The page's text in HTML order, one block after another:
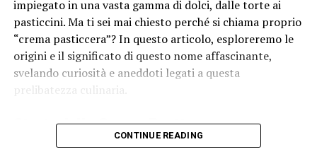
culinaria umana e un simbolo di civiltà, rispetto e buone
maniere.
RELATED TOPICS:
Perchè il miele è appiccicoso?
impiegato in una vasta gamma di dolci, dalle torte ai
pasticcini. Ma ti sei mai chiesto perché si chiama proprio
“crema pasticcera”? In questo articolo, esploreremo le
origini e il significato di questo nome affascinante,
svelando curiosità e aneddoti legati a questa
prelibatezza culinaria.
Storia della Crema Pasticcera
CONTINUE READING